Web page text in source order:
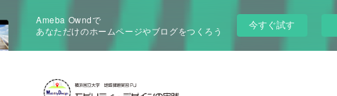
Ameba Owndで
あなただけのホームページやブログをつくろう
今すぐ試す